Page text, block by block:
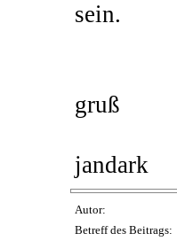
sein.
gruß
jandark
Autor:
Betreff des Beitrags: